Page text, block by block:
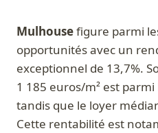
Mulhousefigure parmi
opportunités avec un
exceptionnel de 13,7%.
1 185 euros/m² est
tandis que le loyer
Cette rentabilité est